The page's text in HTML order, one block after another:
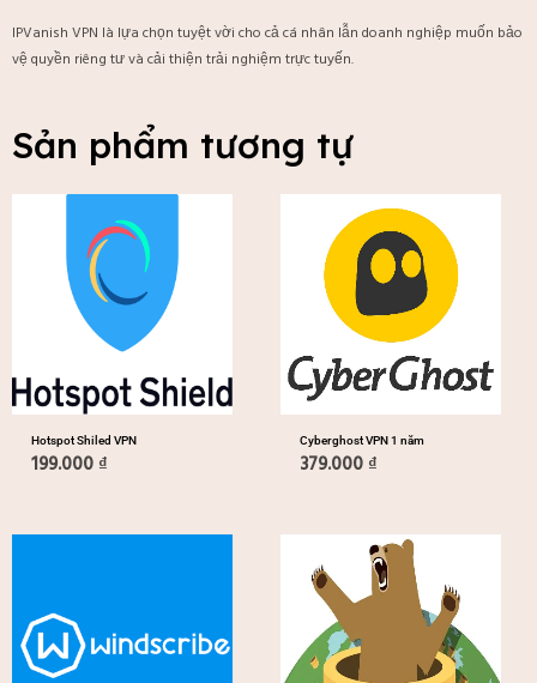
IPVanish VPN là lựa chọn tuyệt vời cho cả cá nhân lẫn doanh nghiệp muốn bảo
vệ quyền riêng tư và cải thiện trải nghiệm trực tuyến.
Sản phẩm tương tự
Hotspot Shiled VPN
199.000 ₫
Cyberghost VPN 1 năm
379.000 ₫